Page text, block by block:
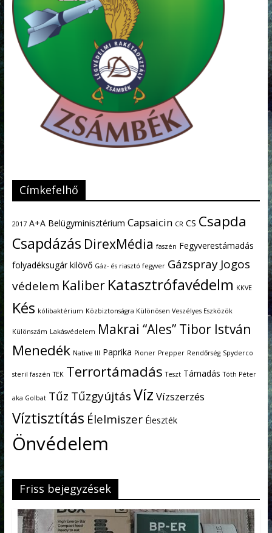
Címkefelhő
2017 A+A Belügyminisztérium Capsaicin CR CS Csapda
Csapdázás DirexMédia faszén Fegyverestámadás
folyadéksugár kilövő Gáz- és riasztó fegyver Gázspray Jogos
védelem Kaliber Katasztrófavédelm KKVE
Kés kólibaktérium Közbiztonságra Különösen Veszélyes Eszközök
Különszám Lakásvédelem Makrai “Ales” Tibor István
Menedék Native III Paprika Pioner Prepper Rendőrség Spyderco
steril faszén TEK Terrortámadás Teszt Támadás Tóth Péter
aka Golbat Tűz TűzgyújtásVíz Vízszerzés
Víztisztítás Élelmiszer Éleszték
Önvédelem
Friss bejegyzések